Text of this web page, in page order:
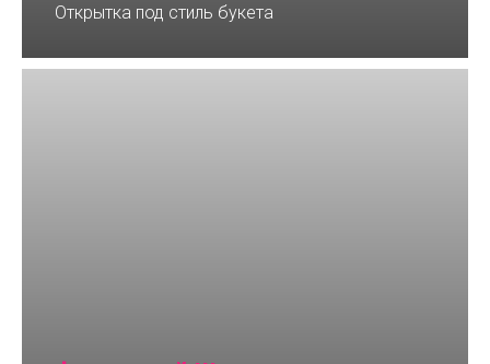
Открытка под стиль букета